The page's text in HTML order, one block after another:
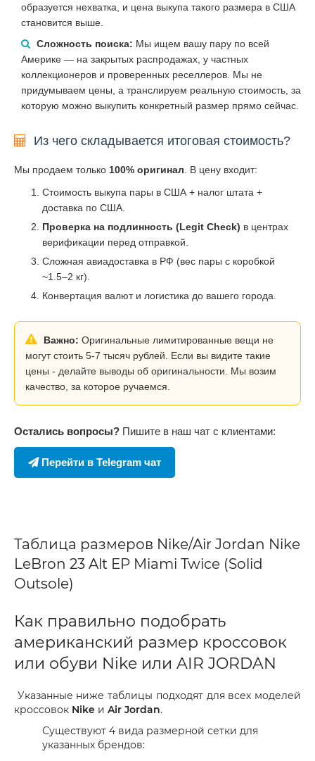
образуется нехватка, и цена выкупа такого размера в США
становится выше.
Сложность поиска: Мы ищем вашу пару по всей
Америке — на закрытых распродажах, у частных
коллекционеров и проверенных реселлеров. Мы не
придумываем цены, а транслируем реальную стоимость, за
которую можно выкупить конкретный размер прямо сейчас.
Из чего складывается итоговая стоимость?
Мы продаем только 100% оригинал . В цену входит:
Стоимость выкупа пары в США + налог штата +
доставка по США.
Проверка на подлинность (Legit Check) в центрах
верификации перед отправкой.
Сложная авиадоставка в РФ (вес пары с коробкой
~1.5–2 кг).
Конвертация валют и логистика до вашего города.
Важно: Оригинальные лимитированные вещи не
могут стоить 5-7 тысяч рублей. Если вы видите такие
цены - делайте выводы об оригинальности. Мы возим
качество, за которое ручаемся.
Остались вопросы? Пишите в наш чат с клиентами:
Перейти в Telegram чат
Таблица размеров Nike/Air Jordan Nike
LeBron 23 Alt EP Miami Twice (Solid
Outsole)
Как правильно подобрать
американский размер кроссовок
или обуви Nike или AIR JORDAN
Указанные ниже таблицы подходят для всех моделей
кроссовок Nike и Air Jordan.
Существуют 4 вида размерной сетки для
указанных брендов: